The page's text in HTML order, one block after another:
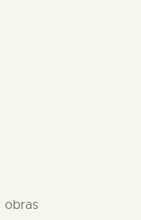
obras